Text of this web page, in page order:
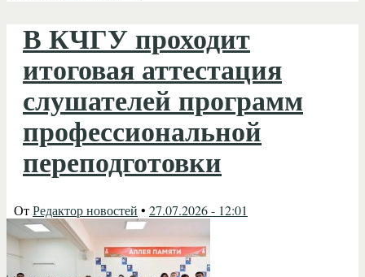
В КЧГУ проходит
итоговая аттестация
слушателей программ
профессиональной
переподготовки
ОтРедактор новостей • 27.07.2026 - 12:01